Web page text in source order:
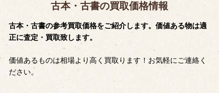
古本・古書の買取価格情報
古本・古書の参考買取価格をご紹介します。価値ある物は適
正に査定・買取致します。
価値あるものは相場より高く買取ります！お気軽にご連絡く
ださい。